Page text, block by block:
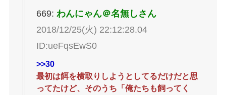
669: わんにゃん＠名無しさん
2018/12/25(火) 22:12:28.04
ID:ueFqsEwS0
>>30
最初は餌を横取りしようとしてるだけだと思
ってたけど、そのうち「俺たちも飼ってく